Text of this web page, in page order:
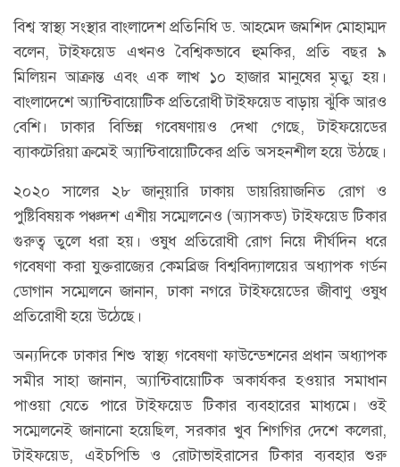
বিশ্ব স্বাস্থ্য সংস্থার বাংলাদেশ প্রতিনিধি ড. আহমেদ জমশিদ মোহাম্মদ
বলেন, টাইফয়েড এখনও বৈশ্বিকভাবে হুমকির, প্রতি বছর ৯
মিলিয়ন আক্রান্ত এবং এক লাখ ১০ হাজার মানুষের মৃত্যু হয়।
বাংলাদেশে অ্যান্টিবায়োটিক প্রতিরোধী টাইফয়েড বাড়ায় ঝুঁকি আরও
বেশি। ঢাকার বিভিন্ন গবেষণায়ও দেখা গেছে, টাইফয়েডের
ব্যাকটেরিয়া ক্রমেই অ্যান্টিবায়োটিকের প্রতি অসহনশীল হয়ে উঠছে।
২০২০ সালের ২৮ জানুয়ারি ঢাকায় ডায়রিয়াজনিত রোগ ও
পুষ্টিবিষয়ক পঞ্চদশ এশীয় সম্মেলনেও (অ্যাসকড) টাইফয়েড টিকার
গুরুত্ব তুলে ধরা হয়। ওষুধ প্রতিরোধী রোগ নিয়ে দীর্ঘদিন ধরে
গবেষণা করা যুক্তরাজ্যের কেমব্রিজ বিশ্ববিদ্যালয়ের অধ্যাপক গর্ডন
ডোগান সম্মেলনে জানান, ঢাকা নগরে টাইফয়েডের জীবাণু ওষুধ
প্রতিরোধী হয়ে উঠেছে।
অন্যদিকে ঢাকার শিশু স্বাস্থ্য গবেষণা ফাউন্ডেশনের প্রধান অধ্যাপক
সমীর সাহা জানান, অ্যান্টিবায়োটিক অকার্যকর হওয়ার সমাধান
পাওয়া যেতে পারে টাইফয়েড টিকার ব্যবহারের মাধ্যমে। ওই
সম্মেলনেই জানানো হয়েছিল, সরকার খুব শিগগির দেশে কলেরা,
টাইফয়েড, এইচপিভি ও রোটাভাইরাসের টিকার ব্যবহার শুরু